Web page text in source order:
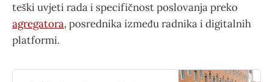
teški uvjeti rada i specifičnost poslovanja preko
agregatora, posrednika između radnika i digitalnih
platformi.